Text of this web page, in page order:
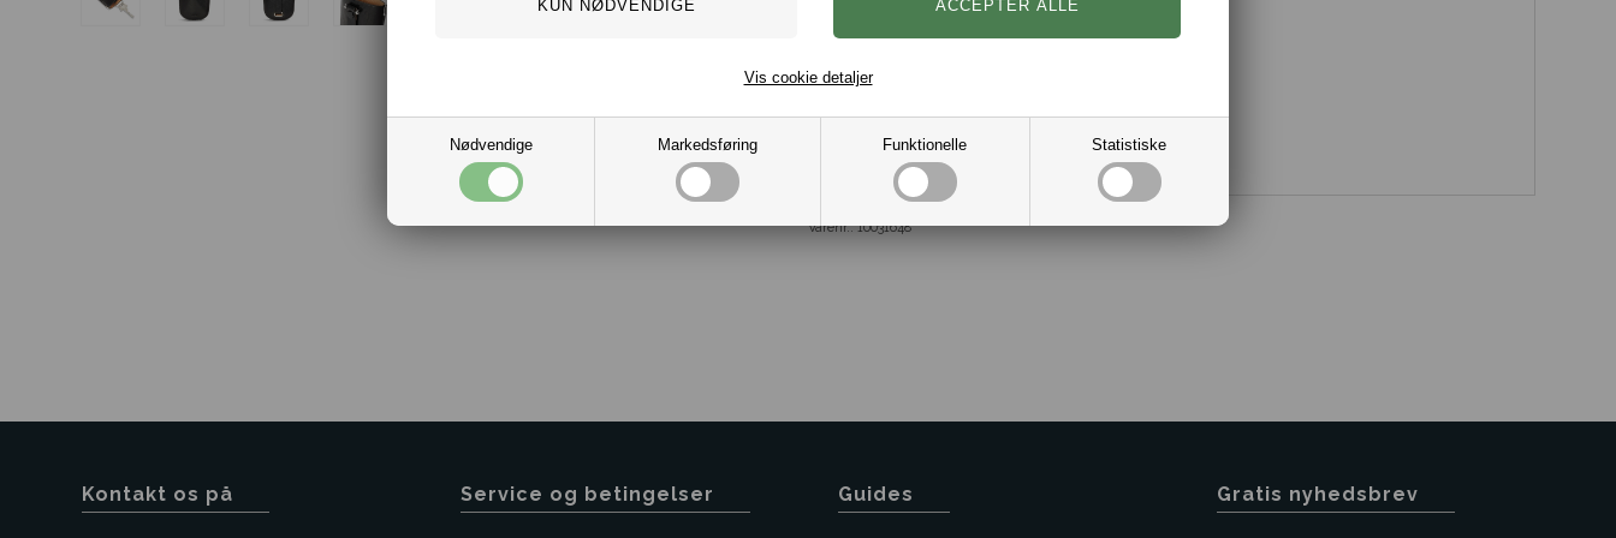
Nødvendige Markedsføring Funktionelle Statistiske
Vis cookie detaljer
Størrelse 12 cm x 8,3 cm.
Varenr.:10031648
Kontakt os på Service og betingelser Guides Gratis nyhedsbrev